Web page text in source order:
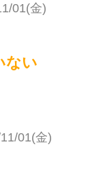
01(金)
ない
01(金)